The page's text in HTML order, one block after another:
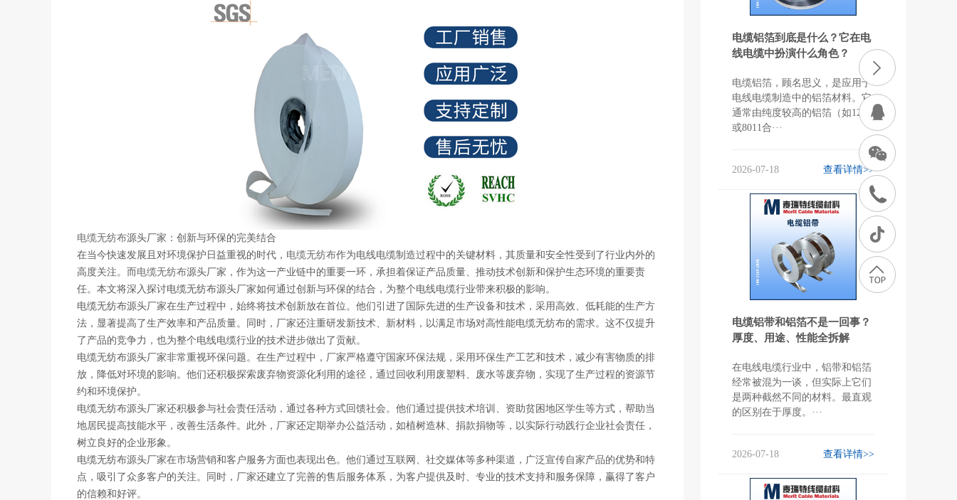
电缆无纺布源头厂家：创新与环保的完美结合
在当今快速发展且对环境保护日益重视的时代， 电缆无纺布作为电线电缆制造过程中的关键材料，其质量和安全性受到了行业内外的
高度关注。而 电缆无纺布源头厂家，作为这一产业链中的重要一环，承担着保证产品质量、推动技术创新和保护生态环境的重要责
任。本文将深入探讨电缆无纺布源头厂家如何通过创新与环保的结合，为整个电线电缆行业带来积极的影响。
电缆无纺布源头厂家在生产过程中，始终将技术创新放在首位。他们引进了国际先进的生产设备和技术，采用高效、低耗能的生产方
法，显著提高了生产效率和产品质量。同时，厂家还注重研发新技术、新材料，以满足市场对高性能电缆无纺布的需求。这不仅提升
了产品的竞争力，也为整个电线电缆行业的技术进步做出了贡献。
电缆无纺布源头厂家非常重视环保问题。在生产过程中，厂家严格遵守国家环保法规，采用环保生产工艺和技术，减少有害物质的排
放，降低对环境的影响。他们还积极探索废弃物资源化利用的途径，通过回收利用废塑料、废水等废弃物，实现了生产过程的资源节
约和环境保护。
电缆无纺布源头厂家还积极参与社会责任活动，通过各种方式回馈社会。他们通过提供技术培训、资助贫困地区学生等方式，帮助当
地居民提高技能水平，改善生活条件。此外，厂家还定期举办公益活动，如植树造林、捐款捐物等，以实际行动践行企业社会责任，
树立良好的企业形象。
电缆无纺布源头厂家在市场营销和客户服务方面也表现出色。他们通过互联网、社交媒体等多种渠道，广泛宣传自家产品的优势和特
点，吸引了众多客户的关注。同时，厂家还建立了完善的售后服务体系，为客户提供及时、专业的技术支持和服务保障，赢得了客户
的信赖和好评。
电缆铝箔到底是什么？它在电
线电缆中扮演什么角色？
电缆铝箔，顾名思义，是应用于
电线电缆制造中的铝箔材料。它
通常由纯度较高的铝箔（如1235
或8011合···
2026-07-18 查看详情>>
电缆铝带和铝箔不是一回事？
厚度、用途、性能全拆解
在电线电缆行业中，铝带和铝箔
经常被混为一谈，但实际上它们
是两种截然不同的材料。最直观
的区别在于厚度。···
2026-07-18 查看详情>>